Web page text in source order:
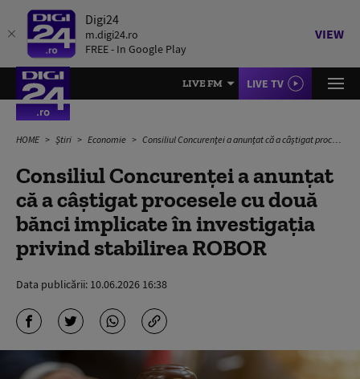
Digi24
m.digi24.ro
FREE - In Google Play
VIEW
LIVE FM LIVE TV
HOME Știri Economie Consiliul Concurenţei a anunțat că a câştigat procesele cu două bănci implicate în investigaţia privind stabilirea ROBOR
Consiliul Concurenţei a anunțat
că a câştigat procesele cu două
bănci implicate în investigaţia
privind stabilirea ROBOR
Data publicării: 10.06.2026 16:38